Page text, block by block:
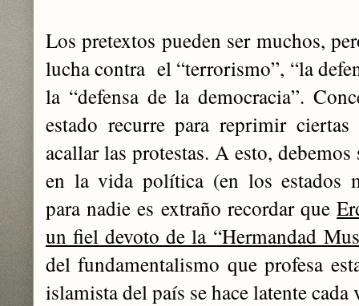
Los pretextos pueden ser muchos,
lucha contra el “terrorismo”, “la
la “defensa de la democracia”.
estado recurre para reprimir
acallar las protestas. A esto,
en la vida política (en los estados
para nadie es extraño recordar que
un fiel devoto de la “Hermandad
del fundamentalismo que profesa
islamista del país se hace latente cada